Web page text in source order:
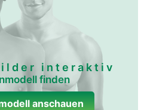
interaktiv
finden
anschauen